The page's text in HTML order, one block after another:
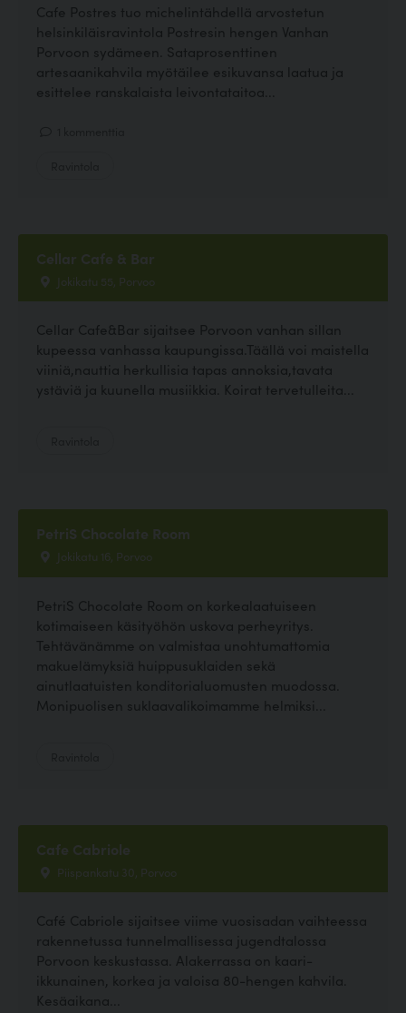
Cafe Postres tuo michelintähdellä arvostetun
helsinkiläisravintola Postresin hengen Vanhan
Porvoon sydämeen. Sataprosenttinen
artesaanikahvila myötäilee esikuvansa laatua ja
esittelee ranskalaista leivontataitoa...
Cellar Cafe & Bar
Jokikatu 55, Porvoo
Cellar Cafe&Bar sijaitsee Porvoon vanhan sillan
kupeessa vanhassa kaupungissa.Täällä voi maistella
viiniä,nauttia herkullisia tapas annoksia,tavata
ystäviä ja kuunella musiikkia. Koirat tervetulleita...
PetriS Chocolate Room
Jokikatu 16, Porvoo
PetriS Chocolate Room on korkealaatuiseen
kotimaiseen käsityöhön uskova perheyritys.
Tehtävänämme on valmistaa unohtumattomia
makuelämyksiä huippusuklaiden sekä
ainutlaatuisten konditorialuomusten muodossa.
Monipuolisen suklaavalikoimamme helmiksi...
Cafe Cabriole
Piispankatu 30, Porvoo
Café Cabriole sijaitsee viime vuosisadan vaihteessa
rakennetussa tunnelmallisessa jugendtalossa
Porvoon keskustassa. Alakerrassa on kaari-
ikkunainen, korkea ja valoisa 80-hengen kahvila.
Kesäaikana...